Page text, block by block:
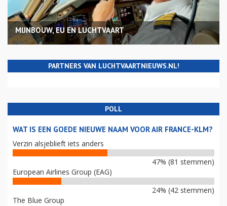
MIJNBOUW, EU EN LUCHTVAART
PARTNERS VAN LUCHTVAARTNIEUWS.NL!
POLL
WAT IS EEN GOEDE NIEUWE NAAM VOOR AIR FRANCE-KLM?
Verzin alsjeblieft iets anders
47% (81 stemmen)
European Airlines Group (EAG)
24% (42 stemmen)
The Blue Group